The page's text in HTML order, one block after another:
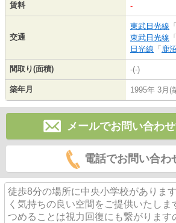
賃料 -
交通
東武日光線 「
東武日光線 「
日光線 「 鹿沼
間取り(面積) -(-)
築年月 1995年 3月(
メールでお問い合わ
電話でお問い合わ
徒歩8分の場所に中央小学校がありま
く気持ちの良い空間をご提供いたしま
つめることは視力回復にも繋がります